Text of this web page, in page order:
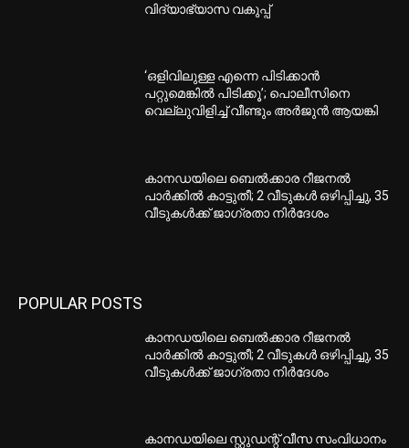
വിദ്യാഭ്യാസ വകുപ്പ്
‘ഒളിവിലുള്ള എന്നെ പിടിക്കാന്‍
പറ്റുമെങ്കില്‍ പിടിക്കൂ’; പൊലീസിനെ
വെല്ലുവിളിച്ച് വീണ്ടും അര്‍ജുന്‍ ആയങ്കി
കാനഡയിലെ ബെൽക്കാര റീജനൽ
പാർക്കിൽ കാട്ടുതീ; 2 വീടുകൾ ഒഴിപ്പിച്ചു, 35
വീടുകൾക്ക് ജാഗ്രതാ നിർദേശം
POPULAR POSTS
കാനഡയിലെ ബെൽക്കാര റീജനൽ
പാർക്കിൽ കാട്ടുതീ; 2 വീടുകൾ ഒഴിപ്പിച്ചു, 35
വീടുകൾക്ക് ജാഗ്രതാ നിർദേശം
കാനഡയിലെ സ്റ്റുഡന്റ് വീസ സംവിധാനം